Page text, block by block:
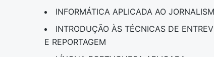
INFORMÁTICA APLICADA AO
INTRODUÇÃO ÀS TÉCNICAS DE
E REPORTAGEM